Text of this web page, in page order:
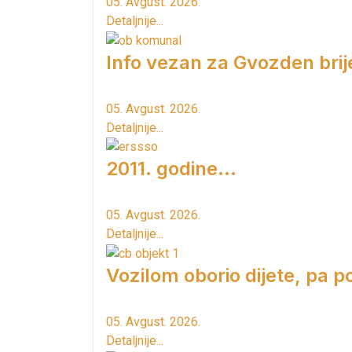
Detaljnije...
Info vezan za Gvozden
05. Avgust. 2026.
Detaljnije...
2011. godine...
05. Avgust. 2026.
Detaljnije...
Vozilom oborio dijete, pa
05. Avgust. 2026.
Detaljnije...